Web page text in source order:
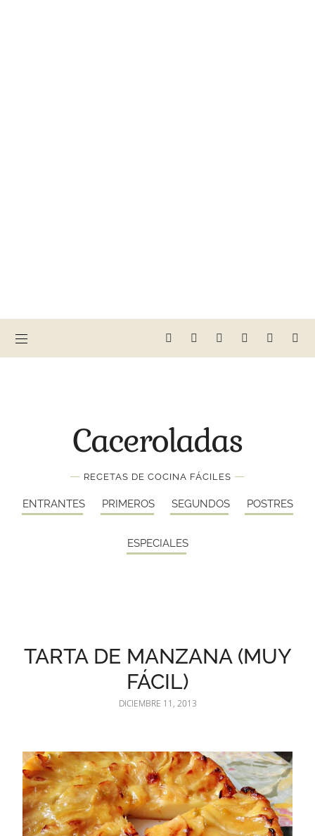
Caceroladas
— RECETAS DE COCINA FÁCILES —
ENTRANTES PRIMEROS SEGUNDOS POSTRES
ESPECIALES
TARTA DE MANZANA (MUY
FÁCIL)
DICIEMBRE 11, 2013